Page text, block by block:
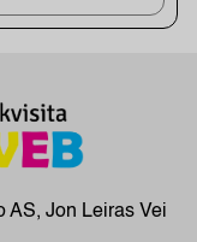
AS, Jon Leiras Vei